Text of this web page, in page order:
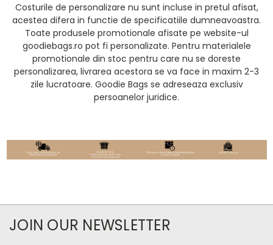
Costurile de personalizare nu sunt incluse in pretul afisat,
acestea difera in functie de specificatiile dumneavoastra.
Toate produsele promotionale afisate pe website-ul
goodiebags.ro pot fi personalizate. Pentru materialele
promotionale din stoc pentru care nu se doreste
personalizarea, livrarea acestora se va face in maxim 2-3
zile lucratoare. Goodie Bags se adreseaza exclusiv
persoanelor juridice.
JOIN OUR NEWSLETTER